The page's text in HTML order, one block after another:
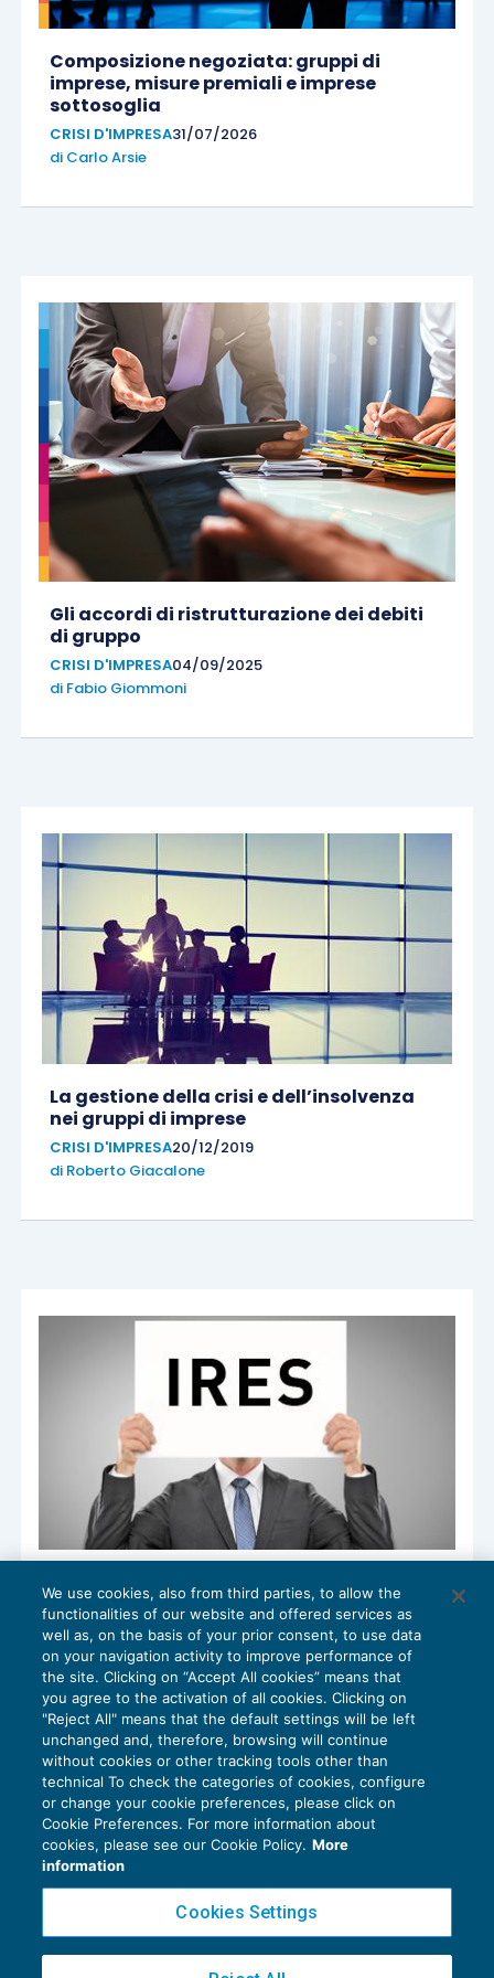
Composizione negoziata: gruppi di
imprese, misure premiali e imprese
sottosoglia
CRISI D'IMPRESA31/07/2026
di Carlo Arsie
Gli accordi di ristrutturazione dei debiti
di gruppo
CRISI D'IMPRESA04/09/2025
di Fabio Giommoni
La gestione della crisi e dell’insolvenza
nei gruppi di imprese
CRISI D'IMPRESA20/12/2019
di Roberto Giacalone
Gli obblighi dichiarativi nel consolidato
fiscale
DICHIARAZIONI04/05/2018
diFederica Furlani
Privacy Policy
Cookie Policy
Copyright 2016 ©Gruppo Euroconference S.p.A.v2.32.2
We use cookies, also from third parties, to allow the
functionalities of our website and offered services as
well as, on the basis of your prior consent, to use data
on your navigation activity to improve performance of
the site. Clicking on “Accept All cookies” means that
you agree to the activation of all cookies. Clicking on
"Reject All" means that the default settings will be left
unchanged and, therefore, browsing will continue
without cookies or other tracking tools other than
technical To check the categories of cookies, configure
or change your cookie preferences, please click on
Cookie Preferences. For more information about
cookies, please see our Cookie Policy. More
information
Cookies Settings